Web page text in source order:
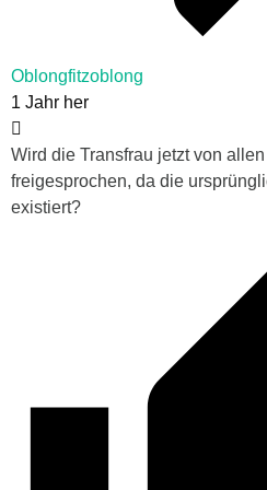
Oblongfitzoblong
1 Jahr her
Wird die Transfrau jetzt von
freigesprochen, da die
existiert?